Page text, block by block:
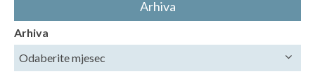
Arhiva
Arhiva